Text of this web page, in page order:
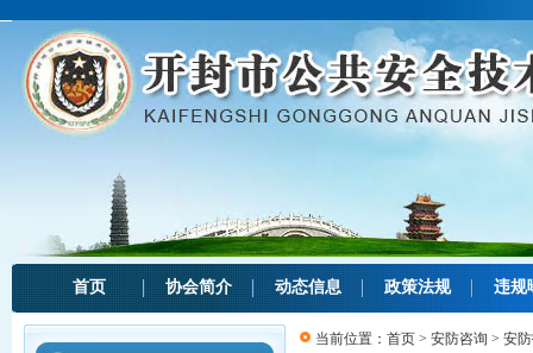
首页 协会简介 动态信息 政策法规 违规
当前位置： 首页 > 安防咨询 > 安